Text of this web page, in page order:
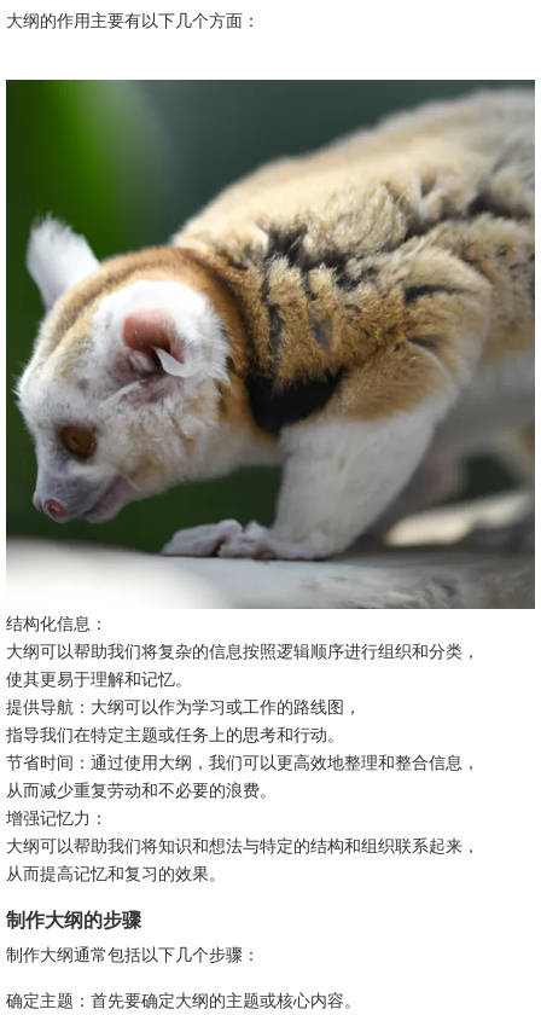
大纲的作用主要有以下几个方面：
结构化信息：
大纲可以帮助我们将复杂的信息按照逻辑顺序进行组织和分类，
使其更易于理解和记忆。
提供导航：大纲可以作为学习或工作的路线图，
指导我们在特定主题或任务上的思考和行动。
节省时间：通过使用大纲，我们可以更高效地整理和整合信息，
从而减少重复劳动和不必要的浪费。
增强记忆力：
大纲可以帮助我们将知识和想法与特定的结构和组织联系起来，
从而提高记忆和复习的效果。
制作大纲的步骤
制作大纲通常包括以下几个步骤：
确定主题：首先要确定大纲的主题或核心内容。